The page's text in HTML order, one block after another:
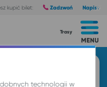
kupić bilet: Zadzwoń Napisz
MENU
Trasy
technologii w